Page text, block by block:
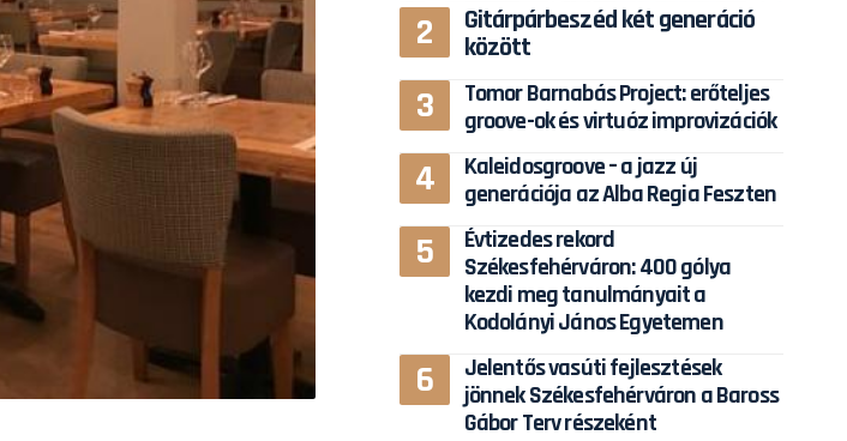
Gitárpárbeszéd két generáció
között
Tomor Barnabás Project: erőteljes
groove-ok és virtuóz improvizációk
Kaleidosgroove – a jazz új
generációja az Alba Regia Feszten
Évtizedes rekord
Székesfehérváron: 400 gólya
kezdi meg tanulmányait a
Kodolányi János Egyetemen
Jelentős vasúti fejlesztések
jönnek Székesfehérváron a Baross
Gábor Terv részeként